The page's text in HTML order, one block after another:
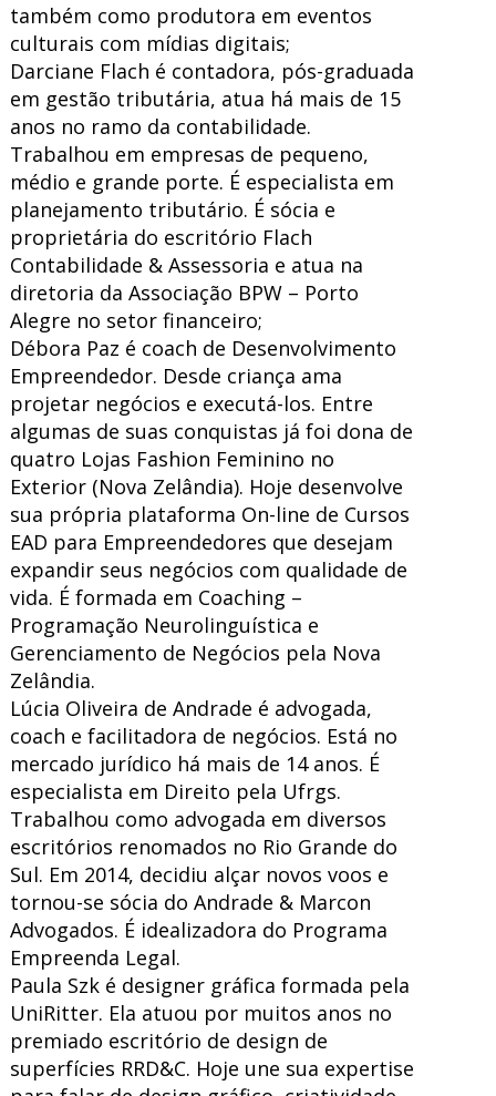
também como produtora em eventos
culturais com mídias digitais;
Darciane Flach é contadora, pós-graduada
em gestão tributária, atua há mais de 15
anos no ramo da contabilidade.
Trabalhou em empresas de pequeno,
médio e grande porte. É especialista em
planejamento tributário. É sócia e
proprietária do escritório Flach
Contabilidade & Assessoria e atua na
diretoria da Associação BPW – Porto
Alegre no setor financeiro;
Débora Paz é coach de Desenvolvimento
Empreendedor. Desde criança ama
projetar negócios e executá-los. Entre
algumas de suas conquistas já foi dona de
quatro Lojas Fashion Feminino no
Exterior (Nova Zelândia). Hoje desenvolve
sua própria plataforma On-line de Cursos
EAD para Empreendedores que desejam
expandir seus negócios com qualidade de
vida. É formada em Coaching –
Programação Neurolinguística e
Gerenciamento de Negócios pela Nova
Zelândia.
Lúcia Oliveira de Andrade é advogada,
coach e facilitadora de negócios. Está no
mercado jurídico há mais de 14 anos. É
especialista em Direito pela Ufrgs.
Trabalhou como advogada em diversos
escritórios renomados no Rio Grande do
Sul. Em 2014, decidiu alçar novos voos e
tornou-se sócia do Andrade & Marcon
Advogados. É idealizadora do Programa
Empreenda Legal.
Paula Szk é designer gráfica formada pela
UniRitter. Ela atuou por muitos anos no
premiado escritório de design de
superfícies RRD&C. Hoje une sua expertise